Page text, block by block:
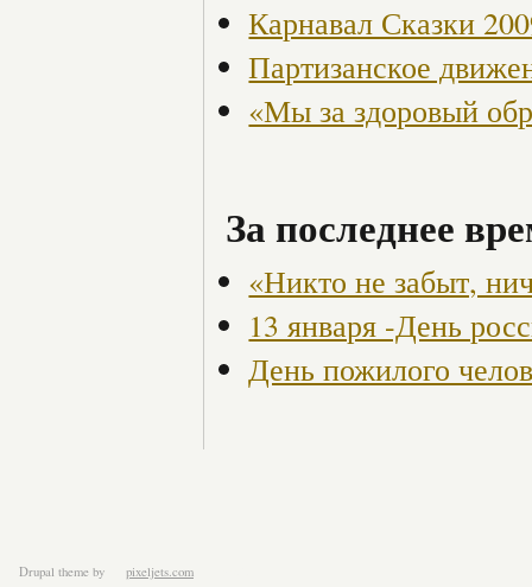
Карнавал Сказки
Партизанское
«Мы за здоровый
За последнее
«Никто не забыт,
13 января -День
День пожилого
Drupal theme by pixeljets.com